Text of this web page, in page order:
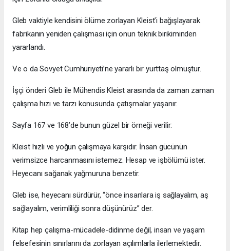
Gleb vaktiyle kendisini ölüme zorlayan Kleist’i bağışlayarak
fabrikanın yeniden çalışması için onun teknik birikiminden
yararlandı.
Ve o da Sovyet Cumhuriyeti’ne yararlı bir yurttaş olmuştur.
İşçi önderi Gleb ile Mühendis Kleist arasında da zaman zaman
çalışma hızı ve tarzı konusunda çatışmalar yaşanır.
Sayfa 167 ve 168’de bunun güzel bir örneği verilir:
Kleist hızlı ve yoğun çalışmaya karşıdır. İnsan gücünün
verimsizce harcanmasını istemez. Hesap ve işbölümü ister.
Heyecanı sağanak yağmuruna benzetir.
Gleb ise, heyecanı sürdürür, “önce insanlara iş sağlayalım, aş
sağlayalım, verimliliği sonra düşünürüz” der.
Kitap hep çalışma-mücadele-didinme değil, insan ve yaşam
felsefesinin sınırlarını da zorlayan açılımlarla ilerlemektedir.